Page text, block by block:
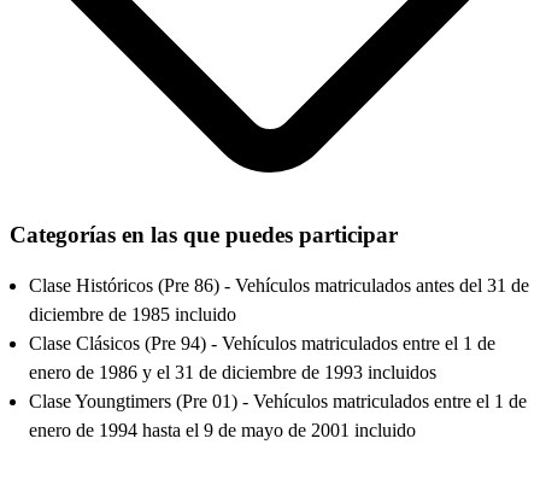
Categorías en las que puedes participar
Clase Históricos (Pre 86) - Vehículos matriculados antes del 31 de
diciembre de 1985 incluido
Clase Clásicos (Pre 94) - Vehículos matriculados entre el 1 de
enero de 1986 y el 31 de diciembre de 1993 incluidos
Clase Youngtimers (Pre 01) - Vehículos matriculados entre el 1 de
enero de 1994 hasta el 9 de mayo de 2001 incluido